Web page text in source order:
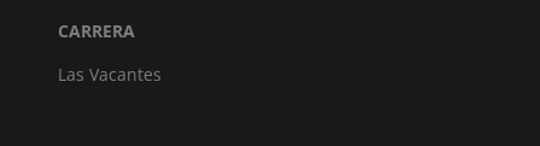
CARRERA
Las Vacantes